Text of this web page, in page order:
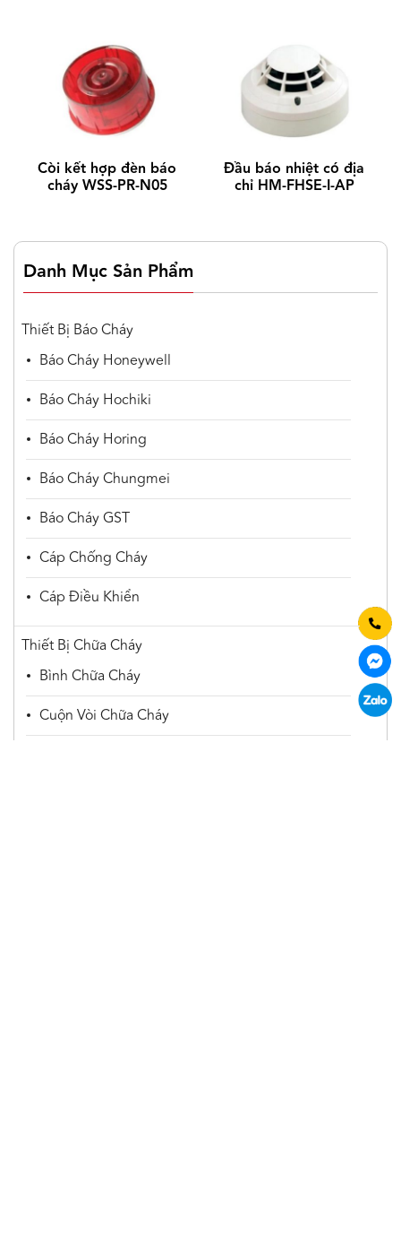
Còi kết hợp đèn báo
cháy WSS-PR-N05
Đầu báo nhiệt có địa
chỉ HM-FHSE-I-AP
Danh Mục Sản Phẩm
Thiết Bị Báo Cháy
Báo Cháy Honeywell
Báo Cháy Hochiki
Báo Cháy Horing
Báo Cháy Chungmei
Báo Cháy GST
Cáp Chống Cháy
Cáp Điều Khiển
Thiết Bị Chữa Cháy
Bình Chữa Cháy
Cuộn Vòi Chữa Cháy